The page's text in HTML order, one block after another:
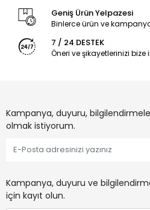
Geniş Ürün Yelpazesi
Binlerce ürün ve
7 / 24 DESTEK
Öneri ve şikayetlerinizi bize
Kampanya, duyuru,
olmak istiyorum.
Kampanya, duyuru ve
için kayıt olun.